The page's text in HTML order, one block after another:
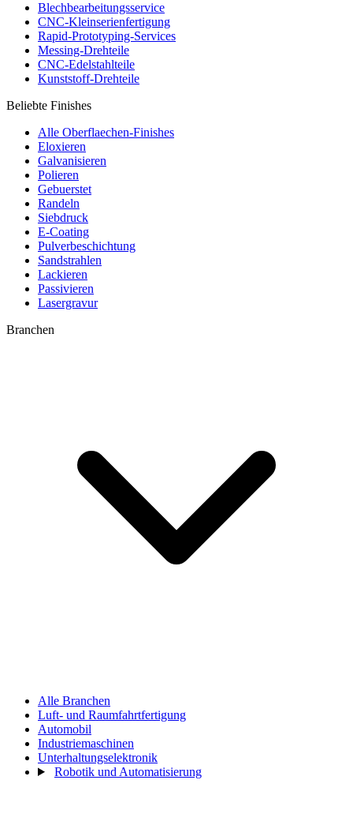
Blechbearbeitungsservice
CNC-Kleinserienfertigung
Rapid-Prototyping-Services
Messing-Drehteile
CNC-Edelstahlteile
Kunststoff-Drehteile
Beliebte Finishes
Alle Oberflaechen-Finishes
Eloxieren
Galvanisieren
Polieren
Gebuerstet
Randeln
Siebdruck
E-Coating
Pulverbeschichtung
Sandstrahlen
Lackieren
Passivieren
Lasergravur
Branchen
Alle Branchen
Luft- und Raumfahrtfertigung
Automobil
Industriemaschinen
Unterhaltungselektronik
Robotik und Automatisierung